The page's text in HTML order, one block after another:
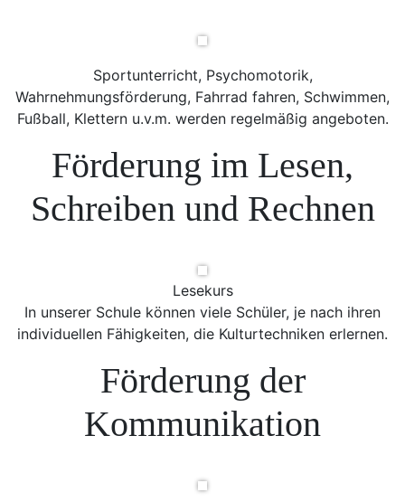
Sportunterricht, Psychomotorik,
Wahrnehmungsförderung, Fahrrad fahren, Schwimmen,
Fußball, Klettern u.v.m. werden regelmäßig angeboten.
Förderung im Lesen,
Schreiben und Rechnen
Lesekurs
In unserer Schule können viele Schüler, je nach ihren
individuellen Fähigkeiten, die Kulturtechniken erlernen.
Förderung der
Kommunikation